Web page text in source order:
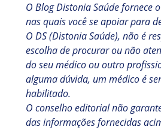
O Blog Distonia Saúde fornece
nas quais você se apoiar para
O DS (Distonia Saúde), não é
escolha de procurar ou não
do seu médico ou outro
alguma dúvida, um médico é
habilitado.
O conselho editorial não
das informações fornecidas